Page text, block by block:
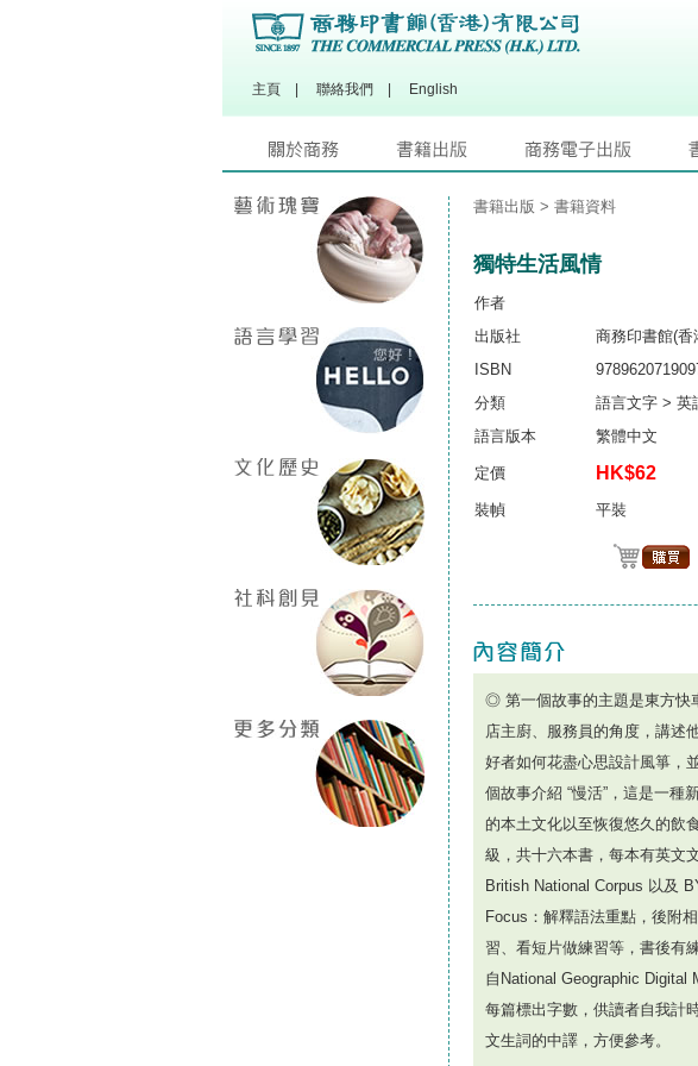
主頁 聯絡我們 English
書籍出版 > 書籍資料
獨特生活風情
作者
出版社
商務印書館(香
ISBN
分類
語言文字 > 英
語言版本
繁體中文
定價 HK$62
裝幀 平裝
◎ 第一個故事的主題是東方快
店主廚、服務員的角度，講述
好者如何花盡心思設計風箏，
個故事介紹 “慢活”，這是一種
的本土文化以至恢復悠久的飲
級，共十六本書，每本有英文
British National Corpus 以及
Focus：解釋語法重點，後附
習、看短片做練習等，書後有
自National Geographic Digital
每篇標出字數，供讀者自我計
文生詞的中譯，方便參考。